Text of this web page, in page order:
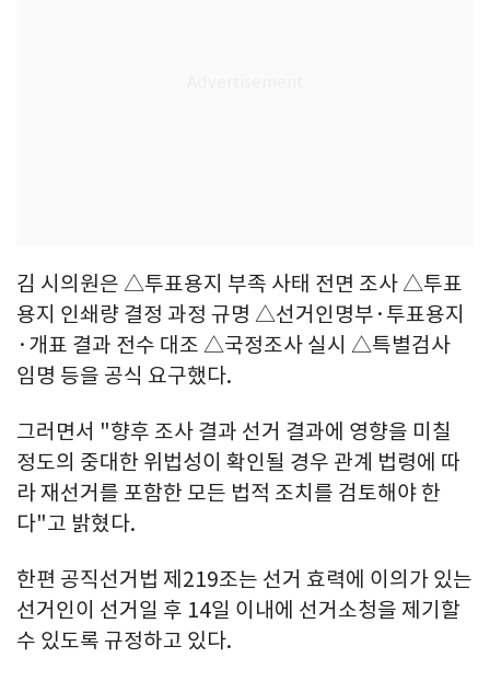
김 시의원은 △투표용지 부족 사태 전면 조사 △투표
용지 인쇄량 결정 과정 규명 △선거인명부·투표용지
·개표 결과 전수 대조 △국정조사 실시 △특별검사
임명 등을 공식 요구했다.
그러면서 "향후 조사 결과 선거 결과에 영향을 미칠
정도의 중대한 위법성이 확인될 경우 관계 법령에 따
라 재선거를 포함한 모든 법적 조치를 검토해야 한
다"고 밝혔다.
한편 공직선거법 제219조는 선거 효력에 이의가 있는
선거인이 선거일 후 14일 이내에 선거소청을 제기할
수 있도록 규정하고 있다.